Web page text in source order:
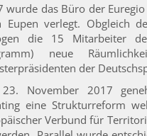
wurde das Büro der
Eupen verlegt. Obgleich
die 15 Mitarbeiter
neue
der
November 2017
eine Strukturreform
Verbund für